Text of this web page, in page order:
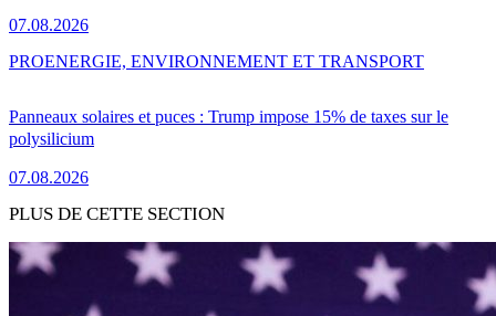
07.08.2026
Panneaux solaires et puces : Trump impose 15% de taxes sur le
polysilicium
07.08.2026
PROENERGIE, ENVIRONNEMENT ET TRANSPORT
PLUS DE CETTE SECTION